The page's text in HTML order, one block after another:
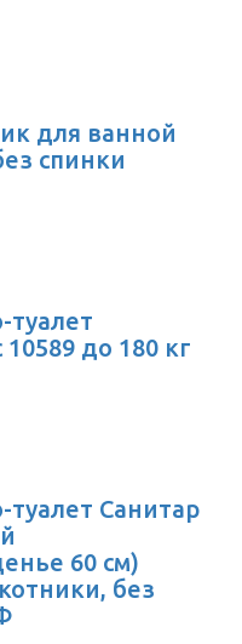
для ванной
спинки
туалет
до 180 кг
туалет Санитар
60 см)
без